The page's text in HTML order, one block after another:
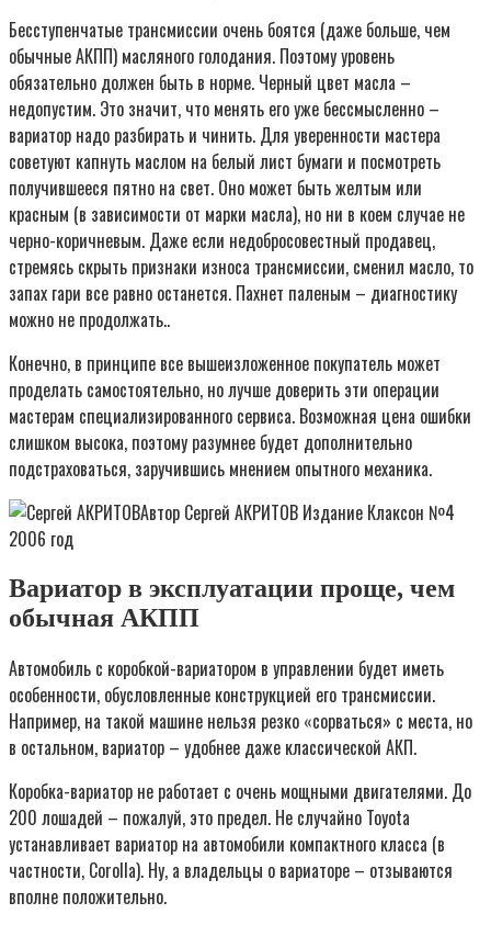
Бесступенчатые трансмиссии очень боятся (даже больше, чем
обычные АКПП) масляного голодания. Поэтому уровень
обязательно должен быть в норме. Черный цвет масла –
недопустим. Это значит, что менять его уже бессмысленно –
вариатор надо разбирать и чинить. Для уверенности мастера
советуют капнуть маслом на белый лист бумаги и посмотреть
получившееся пятно на свет. Оно может быть желтым или
красным (в зависимости от марки масла), но ни в коем случае не
черно-коричневым. Даже если недобросовестный продавец,
стремясь скрыть признаки износа трансмиссии, сменил масло, то
запах гари все равно останется. Пахнет паленым – диагностику
можно не продолжать..
Конечно, в принципе все вышеизложенное покупатель может
проделать самостоятельно, но лучше доверить эти операции
мастерам специализированного сервиса. Возможная цена ошибки
слишком высока, поэтому разумнее будет дополнительно
подстраховаться, заручившись мнением опытного механика.
Автор Сергей АКРИТОВ Издание Клаксон №4
2006 год
Вариатор в эксплуатации проще, чем
обычная АКПП
Автомобиль с коробкой-вариатором в управлении будет иметь
особенности, обусловленные конструкцией его трансмиссии.
Например, на такой машине нельзя резко «сорваться» с места, но
в остальном, вариатор – удобнее даже классической АКП.
Коробка-вариатор не работает с очень мощными двигателями. До
200 лошадей – пожалуй, это предел. Не случайно Toyota
устанавливает вариатор на автомобили компактного класса (в
частности, Corolla). Ну, а владельцы о вариаторе – отзываются
вполне положительно.